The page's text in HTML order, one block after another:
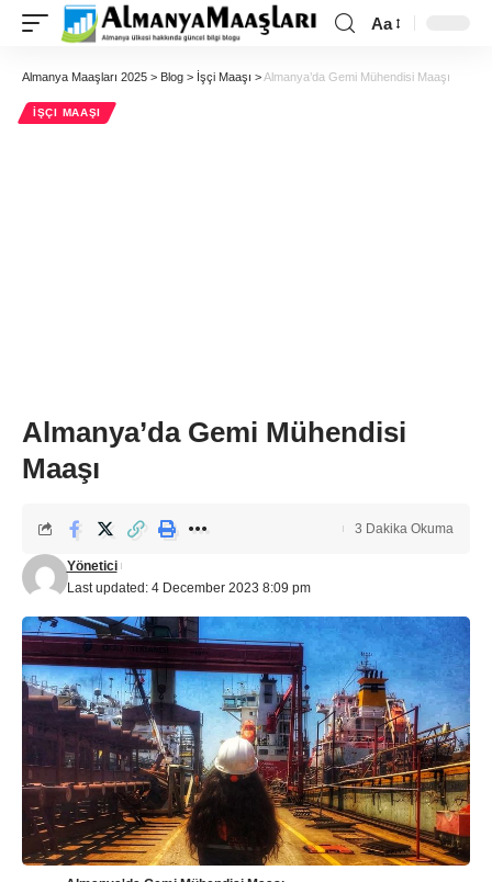
Aa
Almanya Maaşları 2025 > Blog > İşçi Maaşı >Almanya’da Gemi Mühendisi Maaşı
İŞÇI MAAŞI
Almanya’da Gemi Mühendisi
Maaşı
Last updated: 4 December 2023 8:09 pm
Yönetici
3 Dakika Okuma